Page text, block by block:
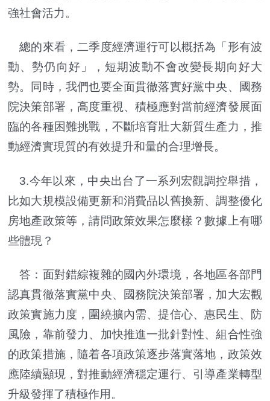
強社會活力。
總的來看，二季度經濟運行可以概括為「形有波
動、勢仍向好」，短期波動不會改變長期向好大
勢。同時，我們也要全面貫徹落實好黨中央、國務
院決策部署，高度重視、積極應對當前經濟發展面
臨的各種困難挑戰，不斷培育壯大新質生產力，推
動經濟實現質的有效提升和量的合理增長。
3.今年以來，中央出台了一系列宏觀調控舉措，
比如大規模設備更新和消費品以舊換新、調整優化
房地產政策等，請問政策效果怎麼樣？數據上有哪
些體現？
答：面對錯綜複雜的國內外環境，各地區各部門
認真貫徹落實黨中央、國務院決策部署，加大宏觀
政策實施力度，圍繞擴內需、提信心、惠民生、防
風險，靠前發力、加快推進一批針對性、組合性強
的政策措施，隨着各項政策逐步落實落地，政策效
應陸續顯現，對推動經濟穩定運行、引導產業轉型
升級發揮了積極作用。